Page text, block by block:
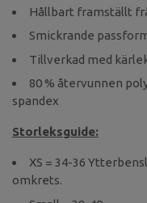
Hållbart framställt
Smickrande
Tillverkad med kärlek
80 % återvunnen
spandex
Storleksguide:
XS = 34-36
omkrets.